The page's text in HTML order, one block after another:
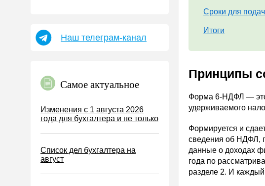
УСН
Земельный налог
Налог на рекламу
Торговый сбор
Туристический налог
Наш телеграм-канал
Самое актуальное
Изменения с 1 августа 2026
года для бухгалтера и не только
Список дел бухгалтера на
август
Сроки для
Итоги
Принципы
Форма 6-НДФЛ —
удерживаемого
Формируется и
сведения об НДФЛ,
данные о доходах
года по
разделе 2. И